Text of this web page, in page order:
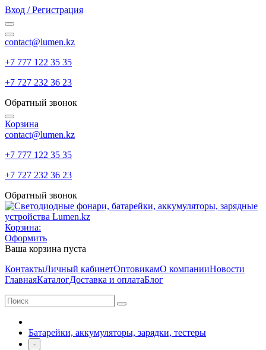
Вход / Регистрация
contact@lumen.kz
+7 777 122 35 35
+7 727 232 36 23
Обратный звонок
Корзина
contact@lumen.kz
+7 777 122 35 35
+7 727 232 36 23
Обратный звонок
Корзина:
Оформить
Ваша корзина пуста
КонтактыЛичный кабинетОптовикамО компанииНовости
ГлавнаяКаталогДоставка и оплатаБлог
Батарейки, аккумуляторы, зарядки, тестеры
-